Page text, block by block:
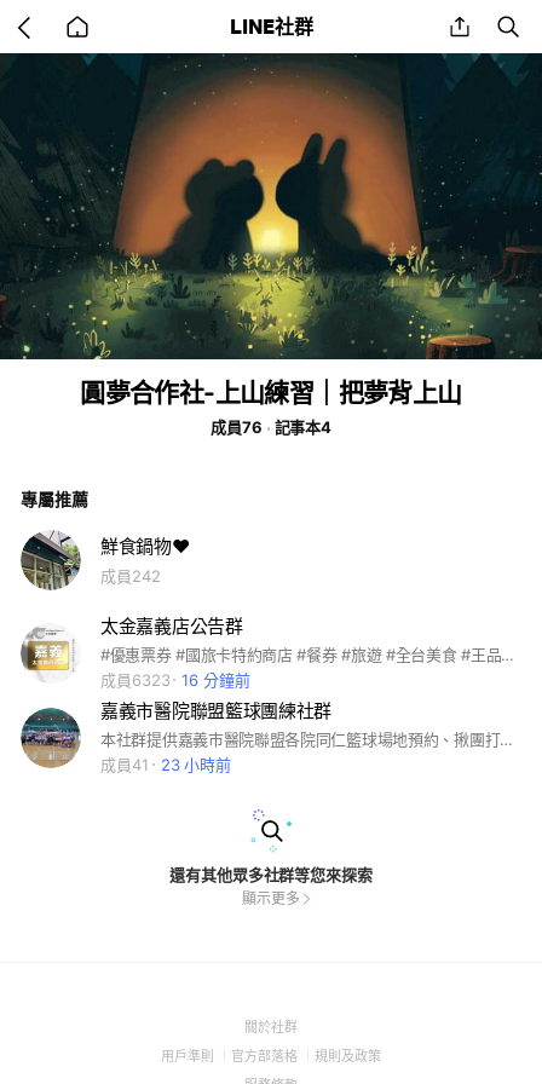
back
to
LINE社群 share
圓夢合作社-上山練習｜把夢背上山
成員76 記事本4
專屬推薦
鮮食鍋物❤️
成員242
太金嘉義店公告群
#優惠票券 #國旅卡特約商店 #餐券 #旅遊 #全台美食 #王品系列 #萬豪酒店 #饗食天堂 #海港系列 #吃喝玩樂 #住宿券 #各大樂園 #飯店 #連鎖餐飲 #家樂福禮券 #7-11商品卡 #離島旅遊 #國內旅遊 #機票 #船票 #小琉球 #團媽合作 #親子同樂 #電子券 #實體通路 #代訂房 #船票 #自由行 #客製化旅遊 #簽證 #KOL合作 #多元支付 #全球網卡 #即買即用 #團購 #公司行號 #職工福委 #員工聚餐 #自助餐 #福利
成員6323
16 分鐘前
嘉義市醫院聯盟籃球團練社群
本社群提供嘉義市醫院聯盟各院同仁籃球場地預約、揪團打球與資訊交流使用。歡迎熱愛籃球的醫療同仁加入，一起運動紓壓、促進健康與跨院交流。
成員41
23 小時前
還有其他眾多社群等您來探索
顯示更多
關於社群(Open
用戶準則
(Open
官方部落格
(Open
規則及政策(Open